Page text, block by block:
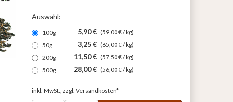
Auswahl:
100g 5,90 € (59,00 € / kg)
50g
3,25 € (65,00 € / kg)
200g
11,50 € (57,50 € / kg)
500g
28,00 € (56,00 € / kg)
inkl. MwSt., zzgl. Versandkosten*